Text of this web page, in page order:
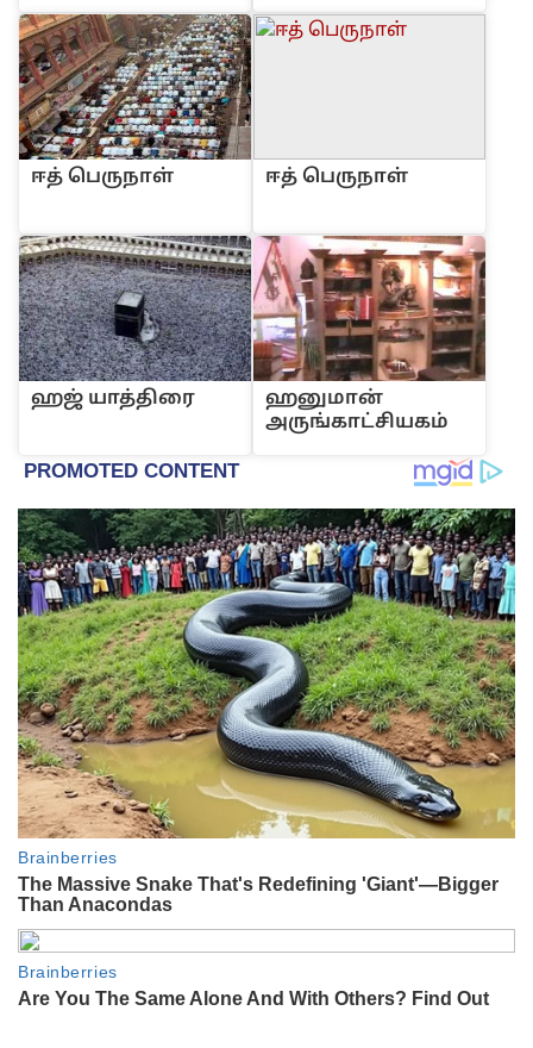
ஈ‌த் பெருநா‌ள் ஈ‌த் பெருநா‌ள்
ஹ‌‌ஜ் யா‌த்‌திரை
ஹனுமான்
அருங்காட்சியகம்